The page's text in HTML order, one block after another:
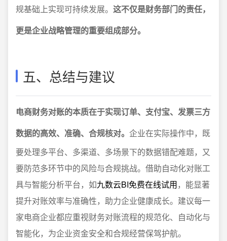
规基础上实现可持续发展。 这不仅是财务部门的责任，
更是企业战略管理的重要组成部分。
五、总结与建议
电商财务对账的本质在于实现订单、支付宝、发票三方
数据的高效、准确、合规核对。 企业在实际操作中，既
要处理多平台、多渠道、多场景下的数据错配难题，又
要防范多环节中的风险与合规挑战。借助自动化对账工
具与智能分析平台，如九数云BI免费在线试用，能显著
提升对账效率与准确性，助力企业健康成长。建议每一
家电商企业都应重视财务对账流程的规范化、自动化与
智能化，为企业资金安全和合规经营保驾护航。